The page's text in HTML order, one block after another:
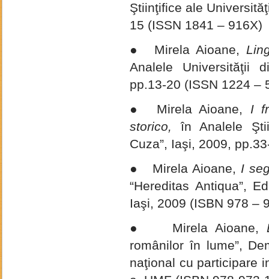
Ştiinţifice ale
15 (ISSN 1841 – 916X)
● Mirela Aioane,
Analele Universităţii
pp.13-20 (ISSN 1224 –
● Mirela Aioane, I
storico,în Analele
Cuza”, Iaşi, 2009,
● Mirela Aioane, I
“Hereditas Antiqua”,
Iaşi, 2009 (ISBN 978 –
● Mirela Aioane,
românilor în lume”,
naţional cu participare